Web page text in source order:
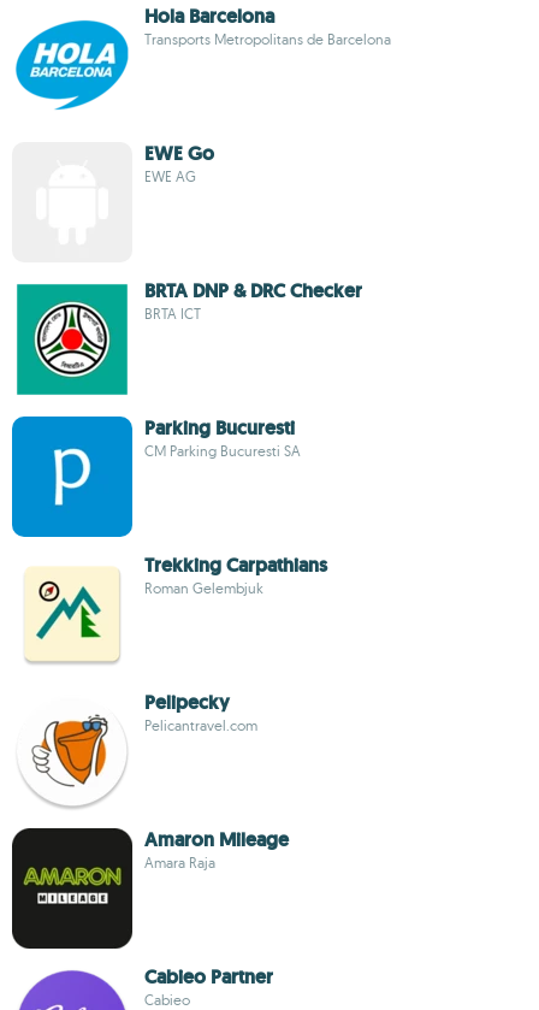
Hola Barcelona
Transports Metropolitans de Barcelona
EWE Go
EWE AG
BRTA DNP & DRC Checker
BRTA ICT
Parking Bucuresti
CM Parking Bucuresti SA
Trekking Carpathians
Roman Gelembjuk
Pelipecky
Pelicantravel.com
Amaron Mileage
Amara Raja
Cabieo Partner
Cabieo